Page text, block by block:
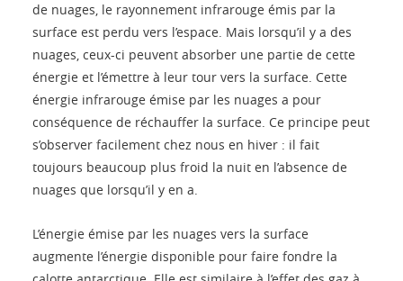
de nuages, le rayonnement infrarouge émis par la
surface est perdu vers l’espace. Mais lorsqu’il y a des
nuages, ceux-ci peuvent absorber une partie de cette
énergie et l’émettre à leur tour vers la surface. Cette
énergie infrarouge émise par les nuages a pour
conséquence de réchauffer la surface. Ce principe peut
s’observer facilement chez nous en hiver : il fait
toujours beaucoup plus froid la nuit en l’absence de
nuages que lorsqu’il y en a.
L’énergie émise par les nuages vers la surface
augmente l’énergie disponible pour faire fondre la